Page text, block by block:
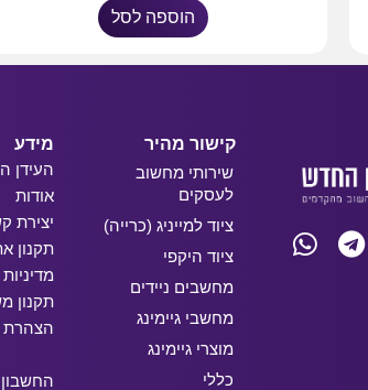
הוספה לסל
קישור מהיר
שירותי מחשוב
לעסקים
ציוד למייניג (כרייה)
ציוד היקפי
מחשבים ניידים
מחשבי גיימינג
מוצרי גיימינג
כללי
מידע
העידן
אודות
יצירת
תקנון
תקנון
הצהרת